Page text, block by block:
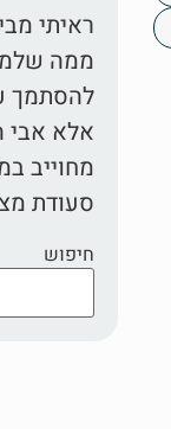
ראיתי
ממה
להסתמך
אלא אבי
מחוייב
סעודת
חיפוש